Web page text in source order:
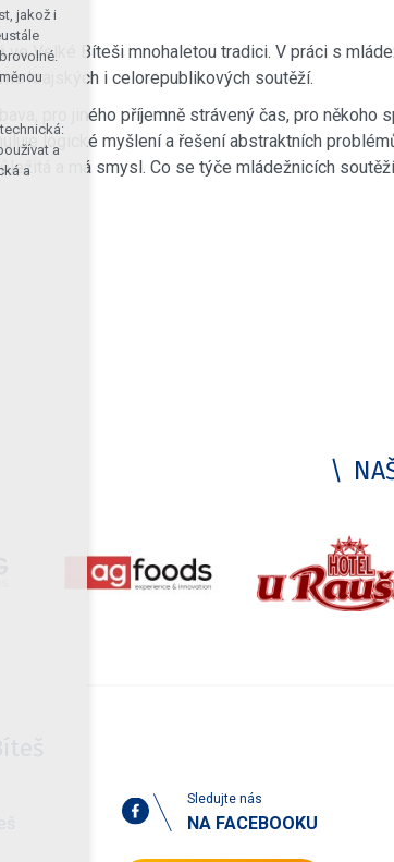
ve Velké Bíteši mnohaletou tradici. V práci s
krajských i celorepublikových soutěží.
pro jiného příjemně strávený čas, pro
logické myšlení a řešení abstraktních
a má smysl. Co se týče mládežnicích
Sledujte nás
NA FACEBOOKU
jakož i
a
a